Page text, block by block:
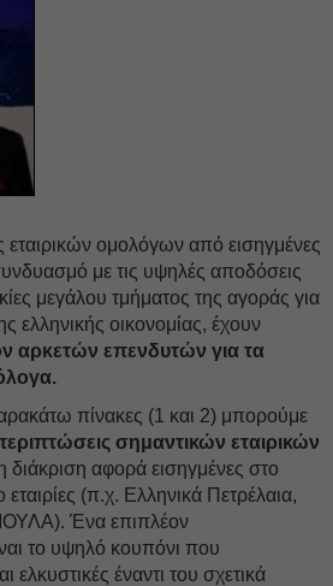
εταιρικών ομολόγων από εισηγμένες
με τις υψηλές αποδόσεις
μεγάλου τμήματος της αγοράς για
ελληνικής οικονομίας, έχουν
αρκετών επενδυτών για τα
πίνακες (1 και 2) μπορούμε
σημαντικών εταιρικών
αφορά εισηγμένες στο
εταιρίες (π.χ. Ελληνικά Πετρέλαια,
Ένα επιπλέον
το υψηλό κουπόνι που
ελκυστικές έναντι του σχετικά